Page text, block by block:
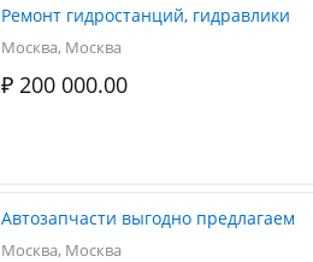
Ремонт гидростанций, гидравлики
Москва, Москва
₽ 200 000.00
Автозапчасти выгодно предлагаем
Москва, Москва